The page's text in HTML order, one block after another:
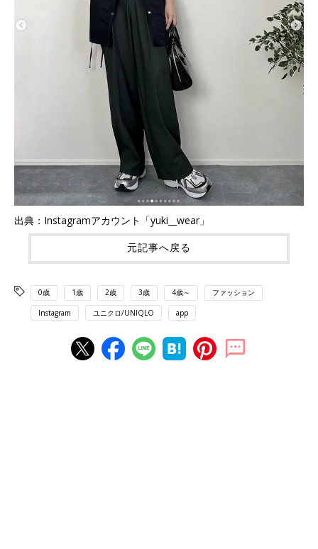
出典：Instagramアカウント「yuki__wear」
元記事へ戻る
0歳 1歳 2歳 3歳 4歳～ ファッション
Instagram ユニクロ/UNIQLO app